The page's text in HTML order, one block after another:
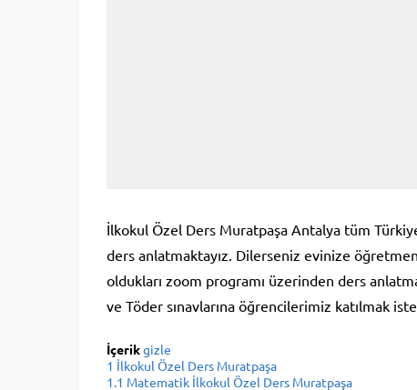
İlkokul Özel Ders Muratpaşa Antalya tüm
ders anlatmaktayız. Dilerseniz evinize
oldukları zoom programı üzerinden ders
ve Töder sınavlarına öğrencilerimiz katılmak
İçerikgizle
1 İlkokul Özel Ders Muratpaşa
1.1 Matematik İlkokul Özel Ders Muratpaşa